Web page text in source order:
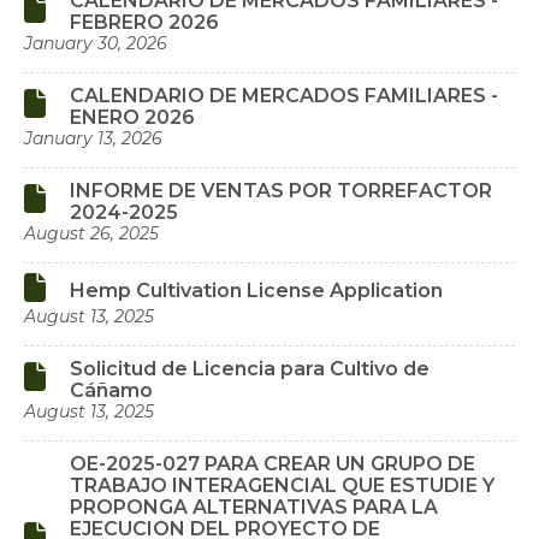

FEBRERO 2026
January 30, 2026

CALENDARIO DE MERCADOS FAMILIARES -
ENERO 2026
January 13, 2026

INFORME DE VENTAS POR TORREFACTOR
2024-2025
August 26, 2025
 Hemp Cultivation License Application
August 13, 2025

Solicitud de Licencia para Cultivo de
Cáñamo
August 13, 2025
OE-2025-027 PARA CREAR UN GRUPO DE
TRABAJO INTERAGENCIAL QUE ESTUDIE Y
PROPONGA ALTERNATIVAS PARA LA
EJECUCION DEL PROYECTO DE